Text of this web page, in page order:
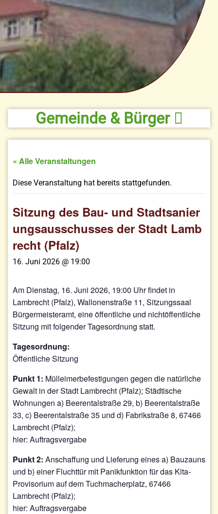
Gemeinde & Bürger
« Alle Veranstaltungen
Diese Veranstaltung hat bereits stattgefunden.
Sitzung des Bau- und Stadtsanier
ungsausschusses der Stadt Lamb
recht (Pfalz)
16. Juni 2026 @ 19:00
Am Dienstag, 16. Juni 2026, 19:00 Uhr findet in
Lambrecht (Pfalz), Wallonenstraße 11, Sitzungssaal
Bürgermeisteramt, eine öffentliche und nichtöffentliche
Sitzung mit folgender Tagesordnung statt.
Tagesordnung:
Öffentliche Sitzung
Punkt 1: Mülleimerbefestigungen gegen die natürliche
Gewalt in der Stadt Lambrecht (Pfalz); Städtische
Wohnungen a) Beerentalstraße 29, b) Beerentalstraße
33, c) Beerentalstraße 35 und d) Fabrikstraße 8, 67466
Lambrecht (Pfalz);
hier: Auftragsvergabe
Punkt 2: Anschaffung und Lieferung eines a) Bauzauns
und b) einer Fluchttür mit Panikfunktion für das Kita-
Provisorium auf dem Tuchmacherplatz, 67466
Lambrecht (Pfalz);
hier: Auftragsvergabe